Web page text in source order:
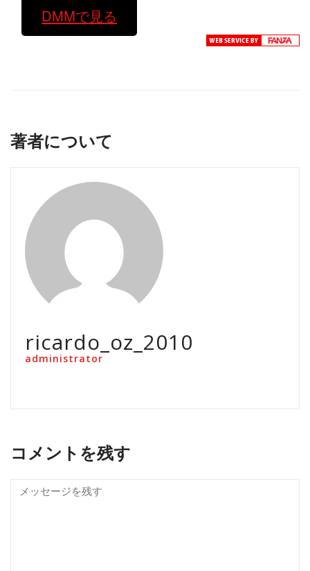
DMMで見る
著者について
ricardo_oz_2010
administrator
コメントを残す